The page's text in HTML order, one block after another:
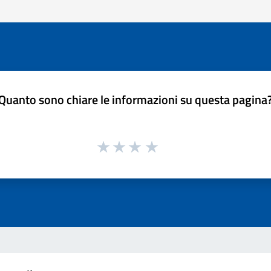
sono chiare le informazioni su questa